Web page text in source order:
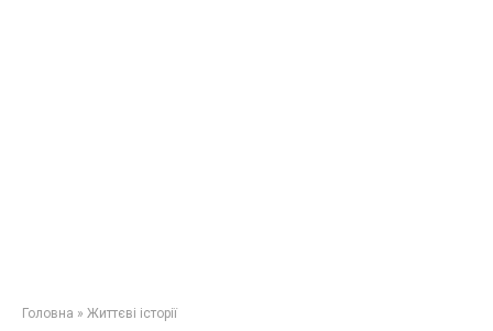
Головна » Життєві історії